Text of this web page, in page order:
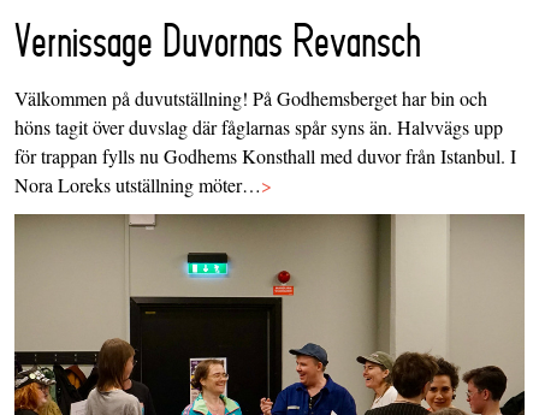
Vernissage Duvornas Revansch
Välkommen på duvutställning! På Godhemsberget har bin och
höns tagit över duvslag där fåglarnas spår syns än. Halvvägs upp
för trappan fylls nu Godhems Konsthall med duvor från Istanbul. I
Nora Loreks utställning möter…>